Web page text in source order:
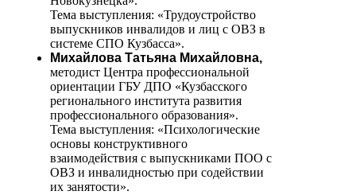
Тема выступления: «Трудоустройство
выпускников инвалидов и лиц с ОВЗ в
системе СПО Кузбасса».
Михайлова Татьяна Михайловна,
методист Центра профессиональной
ориентации ГБУ ДПО «Кузбасского
регионального института развития
профессионального образования».
Тема выступления: «Психологические
основы конструктивного
взаимодействия с выпускниками ПОО с
ОВЗ и инвалидностью при содействии
их занятости».